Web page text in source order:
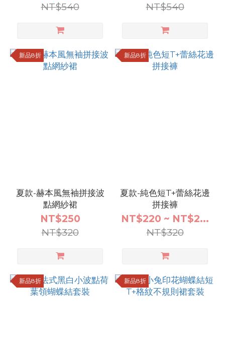
NT$540
NT$540
新品8折
夏款-赫本風無袖拼接波
點網紗裙
NT$250
NT$320
新品8折
夏款-純色短T+蕾絲花邊
拼接褲
NT$220 ~ NT$2...
NT$320
新品8折 新品8折